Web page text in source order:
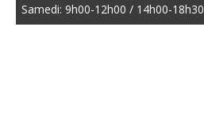
Samedi: 9h00-12h00 / 14h00-18h30